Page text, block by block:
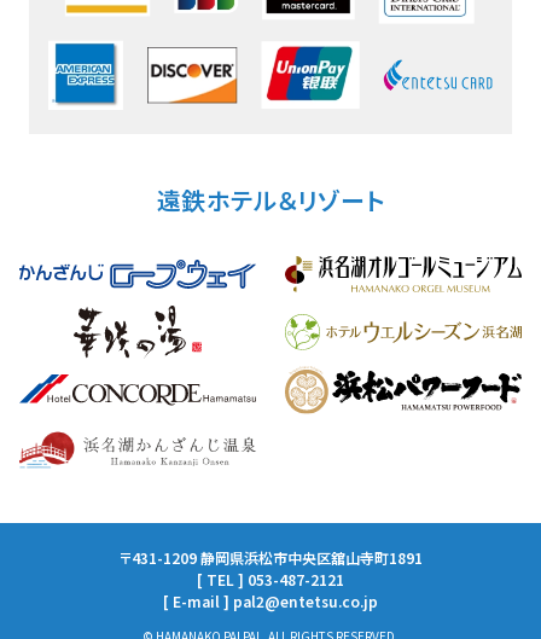
遠鉄ホテル＆リゾート
〒431-1209 静岡県浜松市中央区舘山寺町1891
[ TEL ] 053-487-2121
[ E-mail ] pal2@entetsu.co.jp